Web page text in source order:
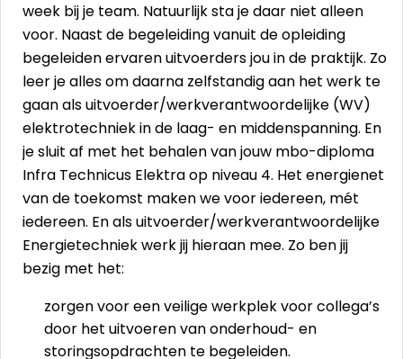
week bij je team. Natuurlijk sta je daar niet alleen
voor. Naast de begeleiding vanuit de opleiding
begeleiden ervaren uitvoerders jou in de praktijk. Zo
leer je alles om daarna zelfstandig aan het werk te
gaan als uitvoerder/werkverantwoordelijke (WV)
elektrotechniek in de laag- en middenspanning. En
je sluit af met het behalen van jouw mbo-diploma
Infra Technicus Elektra op niveau 4. Het energienet
van de toekomst maken we voor iedereen, mét
iedereen. En als uitvoerder/werkverantwoordelijke
Energietechniek werk jij hieraan mee. Zo ben jij
bezig met het:
zorgen voor een veilige werkplek voor collega’s
door het uitvoeren van onderhoud- en
storingsopdrachten te begeleiden.